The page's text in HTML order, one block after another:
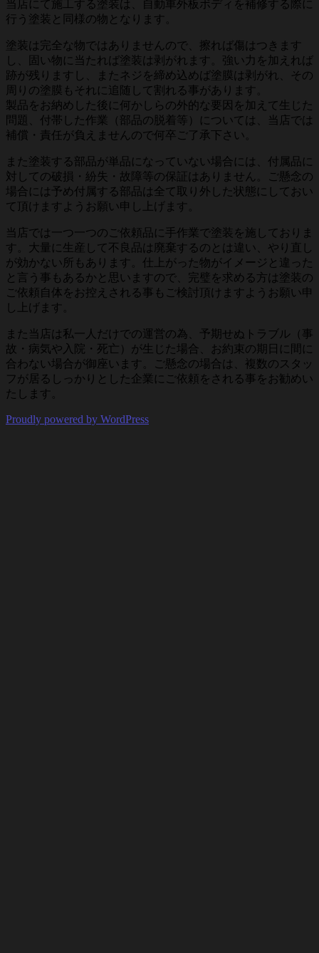
当店にて施工する塗装は、自動車外板ボディを補修する際に
行う塗装と同様の物となります。
塗装は完全な物ではありませんので、擦れば傷はつきます
し、固い物に当たれば塗装は剥がれます。強い力を加えれば
跡が残りますし、またネジを締め込めば塗膜は剥がれ、その
周りの塗膜もそれに追随して割れる事があります。
製品をお納めした後に何かしらの外的な要因を加えて生じた
問題、付帯した作業（部品の脱着等）については、当店では
補償・責任が負えませんので何卒ご了承下さい。
また塗装する部品が単品になっていない場合には、付属品に
対しての破損・紛失・故障等の保証はありません。ご懸念の
場合には予め付属する部品は全て取り外した状態にしておい
て頂けますようお願い申し上げます。
当店では一つ一つのご依頼品に手作業で塗装を施しておりま
す。大量に生産して不良品は廃棄するのとは違い、やり直し
が効かない所もあります。仕上がった物がイメージと違った
と言う事もあるかと思いますので、完璧を求める方は塗装の
ご依頼自体をお控えされる事もご検討頂けますようお願い申
し上げます。
また当店は私一人だけでの運営の為、予期せぬトラブル（事
故・病気や入院・死亡）が生じた場合、お約束の期日に間に
合わない場合が御座います。ご懸念の場合は、複数のスタッ
フが居るしっかりとした企業にご依頼をされる事をお勧めい
たします。
Proudly powered by WordPress